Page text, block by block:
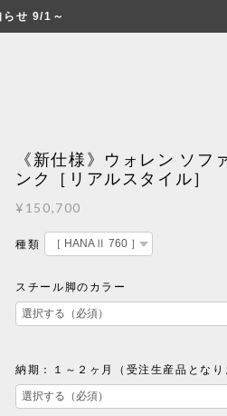
せ 9/1～
《新仕様》ウォレン ソフ
ンク［リアルスタイル］
¥150,700
種類
スチール脚のカラー
納期：１～２ヶ月（受注生産品となり